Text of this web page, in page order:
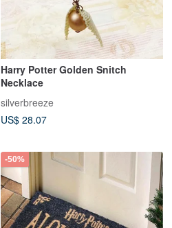
Harry Potter Golden Snitch
Necklace
silverbreeze
US$ 28.07
-50%